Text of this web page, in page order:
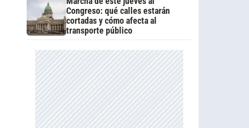
Congreso: qué calles estarán
cortadas y cómo afecta al
transporte público